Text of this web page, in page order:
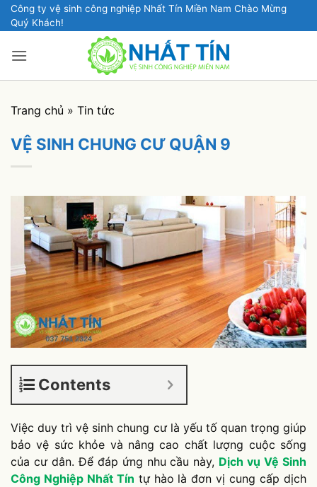
Bỏ
qua
dung
Công ty vệ sinh công nghiệp Nhất Tín Miền Nam Chào Mừng
Quý Khách!
Trang chủ » Tin tức
VỆ SINH CHUNG CƯ QUẬN 9
Contents
Việc duy trì vệ sinh chung cư là yếu tố quan trọng giúp
bảo vệ sức khỏe và nâng cao chất lượng cuộc sống
của cư dân. Để đáp ứng nhu cầu này, Dịch vụ Vệ Sinh
Công Nghiệp Nhất Tín tự hào là đơn vị cung cấp dịch